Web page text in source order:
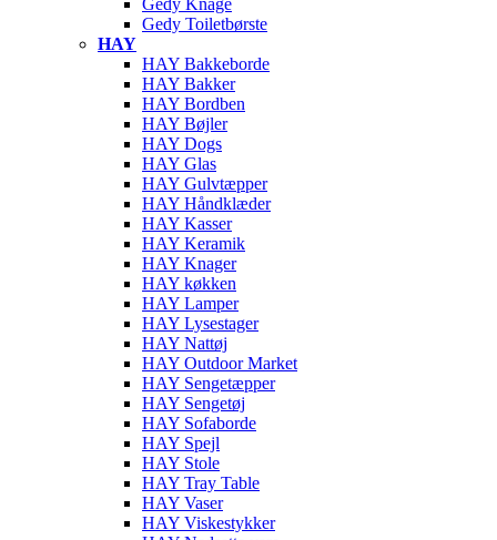
Gedy Knage
Gedy Toiletbørste
HAY
HAY Bakkeborde
HAY Bakker
HAY Bordben
HAY Bøjler
HAY Dogs
HAY Glas
HAY Gulvtæpper
HAY Håndklæder
HAY Kasser
HAY Keramik
HAY Knager
HAY køkken
HAY Lamper
HAY Lysestager
HAY Nattøj
HAY Outdoor Market
HAY Sengetæpper
HAY Sengetøj
HAY Sofaborde
HAY Spejl
HAY Stole
HAY Tray Table
HAY Vaser
HAY Viskestykker